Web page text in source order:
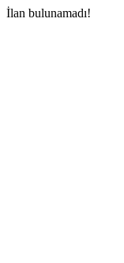
İlan bulunamadı!